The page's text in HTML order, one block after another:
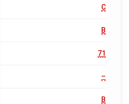
C
B
71
–
B